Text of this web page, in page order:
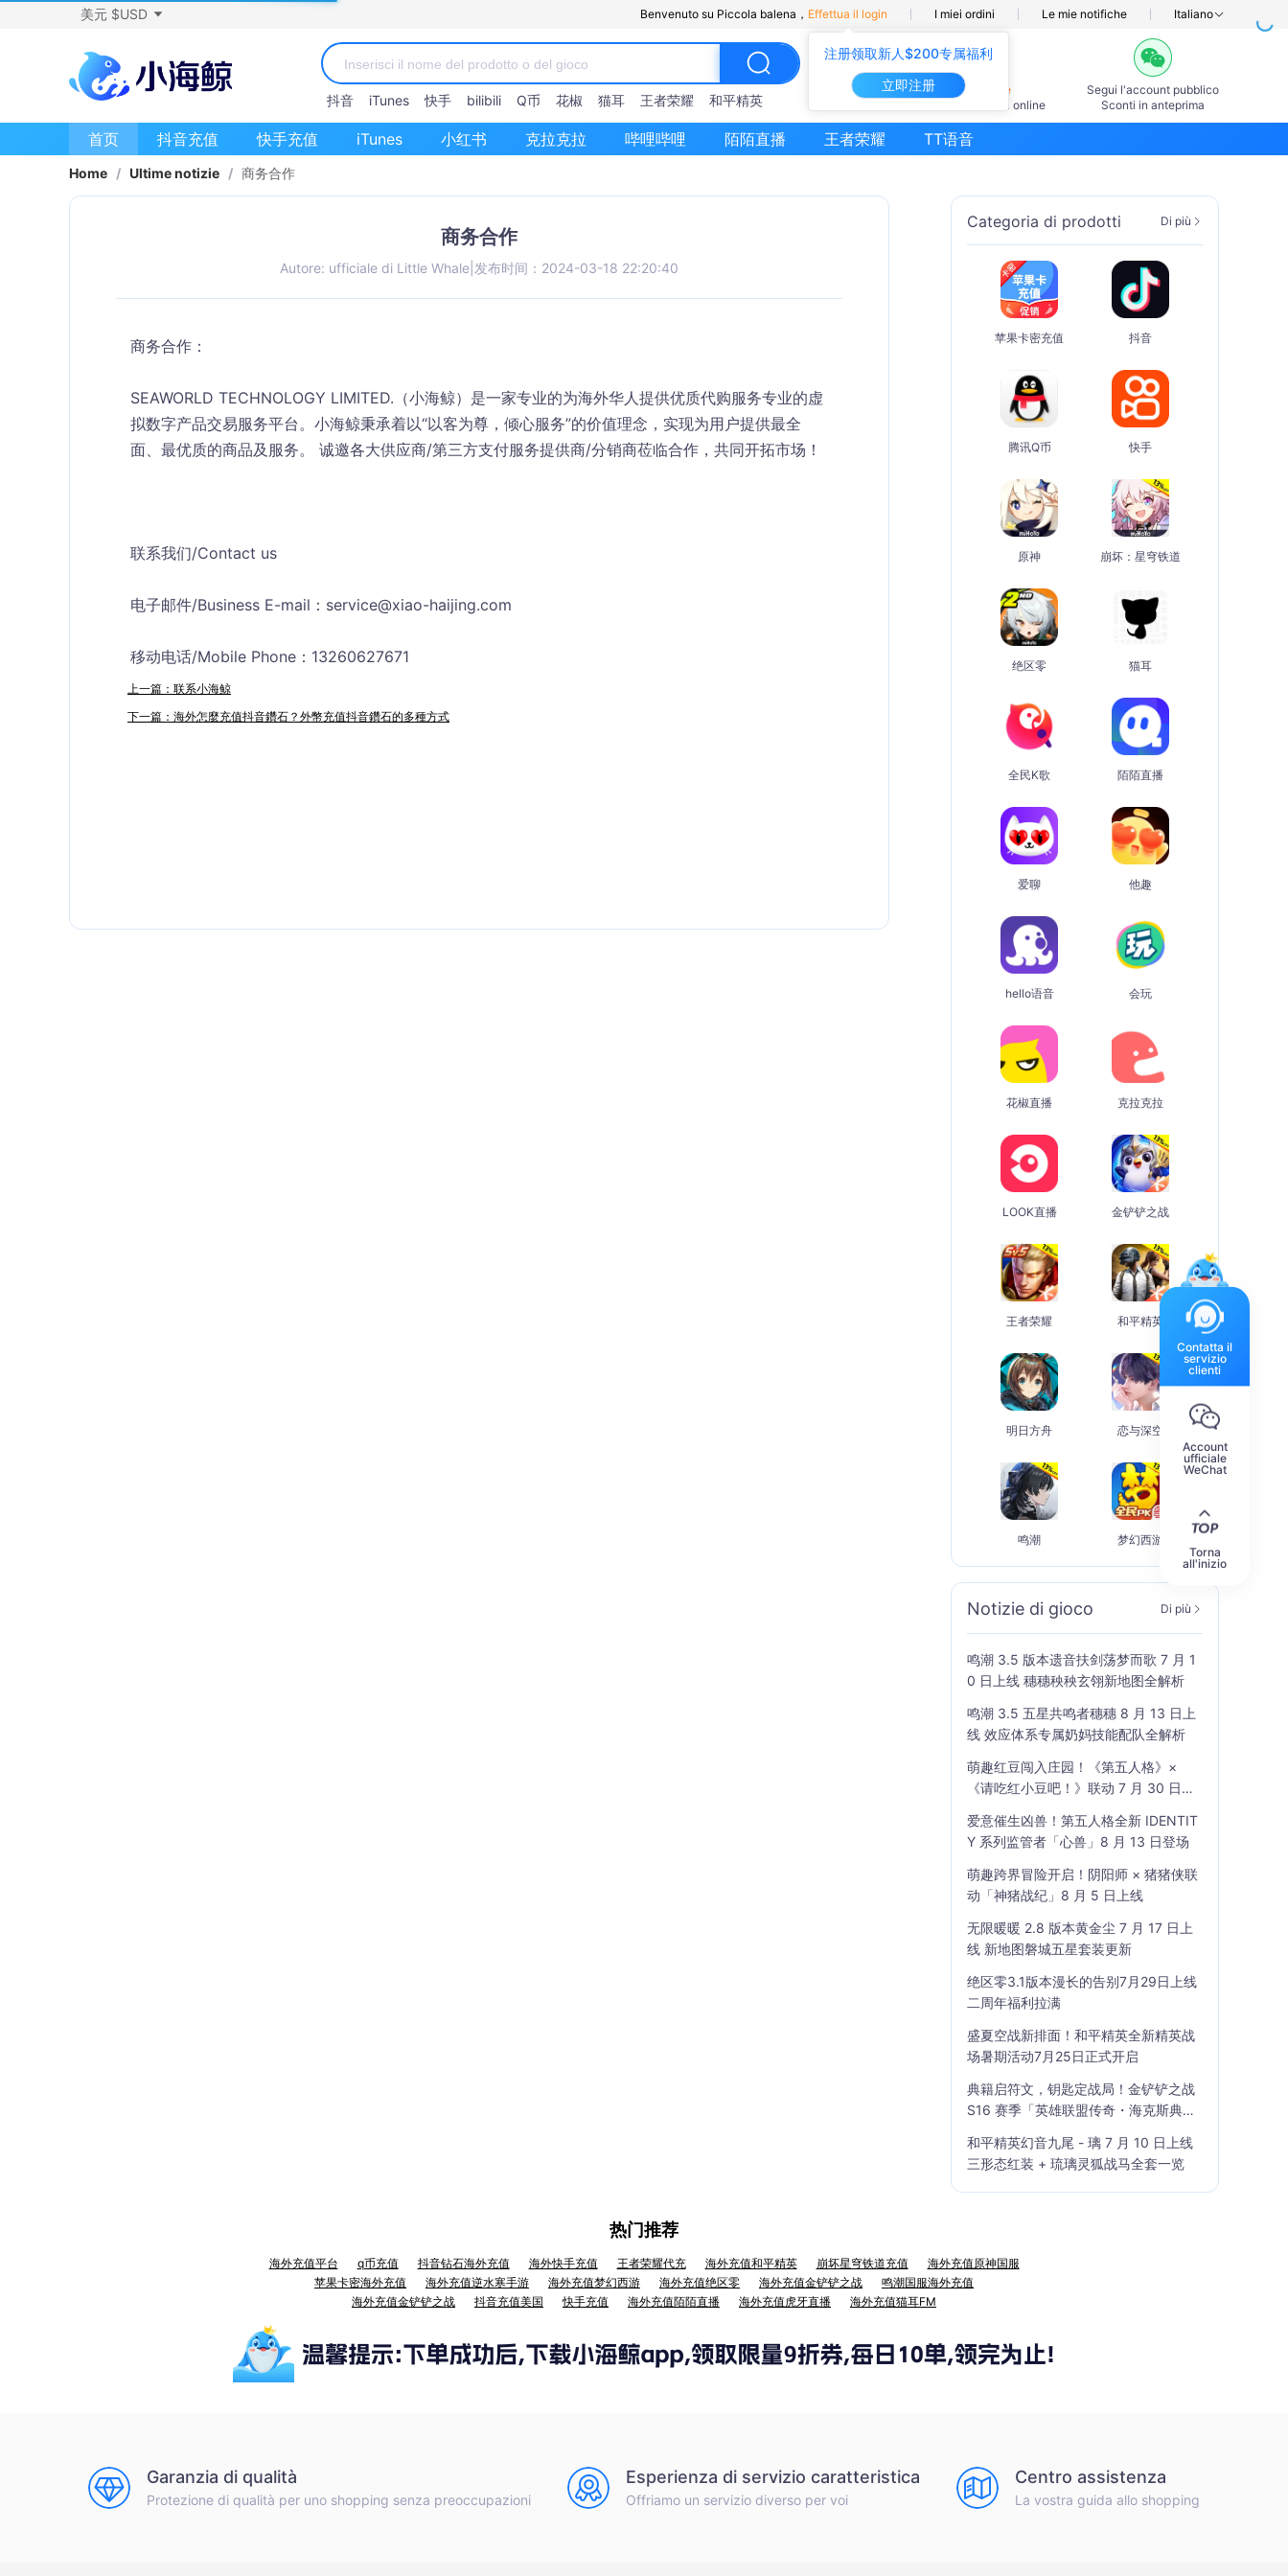
注册领取新人$200专属福利
立即注册
美元 $USD Benvenuto su Piccola balena， Effettua il login I miei ordini Le mie notifiche Italiano
抖音 iTunes 快手 bilibili Q币 花椒 猫耳 王者荣耀 和平精英
7×24ore
Servizio clienti online
Segui l'account pubblico
Sconti in anteprima
首页 抖音充值 快手充值 iTunes 小红书 克拉克拉 哔哩哔哩 陌陌直播 王者荣耀 TT语音
Home / Ultime notizie / 商务合作
商务合作
Autore: ufficiale di Little Whale 发布时间：2024-03-18 22:20:40
商务合作：
SEAWORLD TECHNOLOGY LIMITED.（小海鲸）是一家专业的为海外华人提供优质代购服务专业的虚
拟数字产品交易服务平台。小海鲸秉承着以“以客为尊，倾心服务”的价值理念，实现为用户提供最全
面、最优质的商品及服务。 诚邀各大供应商/第三方支付服务提供商/分销商莅临合作，共同开拓市场！
联系我们/Contact us
电子邮件/Business E-mail： service@xiao-haijing.com
移动电话/Mobile Phone：13260627671
上一篇：联系小海鲸
下一篇：海外怎麼充值抖音鑽石？外幣充值抖音鑽石的多種方式
Categoria di prodotti Di più
苹果卡密充值 抖音
腾讯Q币 快手
原神 崩坏：星穹铁道
绝区零 猫耳
全民K歌 陌陌直播
爱聊 他趣
hello语音 会玩
花椒直播 克拉克拉
LOOK直播 金铲铲之战
王者荣耀 和平精英
明日方舟 恋与深空
鸣潮 梦幻西游
Notizie di gioco Di più
鸣潮 3.5 版本遗音扶剑荡梦而歌 7 月 1
0 日上线 穗穗秧秧玄翎新地图全解析
鸣潮 3.5 五星共鸣者穗穗 8 月 13 日上
线 效应体系专属奶妈技能配队全解析
萌趣红豆闯入庄园！《第五人格》×
《请吃红小豆吧！》联动 7 月 30 日开
爱意催生凶兽！第五人格全新 IDENTIT
Y 系列监管者「心兽」8 月 13 日登场
萌趣跨界冒险开启！阴阳师 × 猪猪侠联
动「神猪战纪」8 月 5 日上线
无限暖暖 2.8 版本黄金尘 7 月 17 日上
线 新地图磐城五星套装更新
绝区零3.1版本漫长的告别7月29日上线
二周年福利拉满
盛夏空战新排面！和平精英全新精英战
场暑期活动7月25日正式开启
典籍启符文，钥匙定战局！金铲铲之战
S16 赛季「英雄联盟传奇・海克斯典
和平精英幻音九尾 - 璃 7 月 10 日上线
三形态红装 + 琉璃灵狐战马全套一览
热门推荐
海外充值平台 q币充值 抖音钻石海外充值 海外快手充值 王者荣耀代充 海外充值和平精英 崩坏星穹铁道充值
海外充值原神国服
苹果卡密海外充值
海外充值逆水寒手游 海外充值梦幻西游 海外充值绝区零 海外充值金铲铲之战
鸣潮国服海外充值
海外充值金铲铲之战
抖音充值美国 快手充值 海外充值陌陌直播 海外充值虎牙直播 海外充值猫耳FM
Garanzia di qualità
Protezione di qualità per uno shopping senza preoccupazioni
Esperienza di servizio caratteristica
Offriamo un servizio diverso per voi
Centro assistenza
La vostra guida allo shopping
Contatta il
servizio
clienti
Account
ufficiale
WeChat
Torna
all'inizio